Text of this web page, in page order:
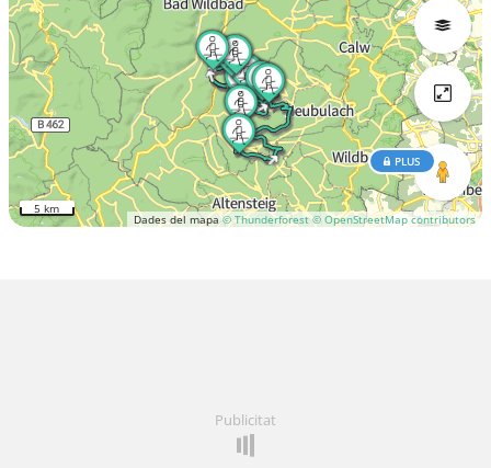
Dades del mapa© Thunderforest © OpenStreetMap contributors
PLUS
5 km
Publicitat